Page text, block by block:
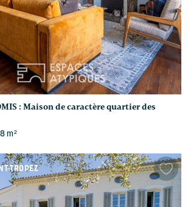
:Maison de caractère quartier des
m²
TROPEZ